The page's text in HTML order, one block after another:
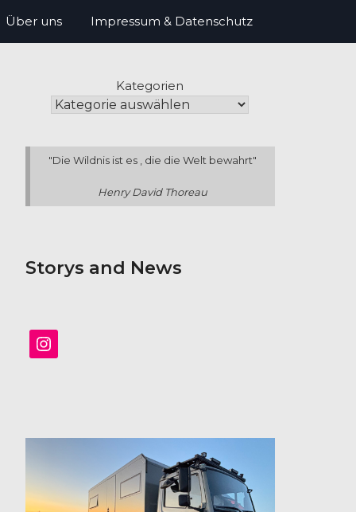
Über uns Impressum & Datenschutz
Kategorien
"Die Wildnis ist es , die die Welt bewahrt"
Henry David Thoreau
Storys and News
Instagram